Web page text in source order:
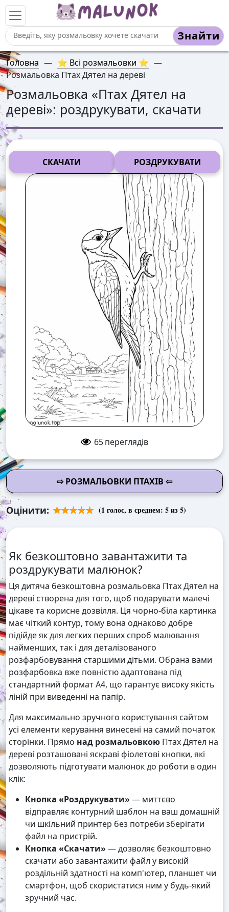
Знайти
Головна — ⭐ Всі розмальовки ⭐ —
Розмальовка Птах Дятел на дереві
Розмальовка «Птах Дятел на
дереві»: роздрукувати, скачати
СКАЧАТИ РОЗДРУКУВАТИ
65переглядів
⇨ РОЗМАЛЬОВКИ ПТАХІВ ⇦
Оцінити: (1 голос, в среднем: 5из 5)
Як безкоштовно завантажити та
роздрукувати малюнок?
Ця дитяча безкоштовна розмальовка Птах Дятел на
дереві створена для того, щоб подарувати малечі
цікаве та корисне дозвілля. Ця чорно-біла картинка
має чіткий контур, тому вона однаково добре
підійде як для легких перших спроб малювання
найменших, так і для деталізованого
розфарбовування старшими дітьми. Обрана вами
розфарбовка вже повністю адаптована під
стандартний формат А4, що гарантує високу якість
ліній при виведенні на папір.
Для максимально зручного користування сайтом
усі елементи керування винесені на самий початок
сторінки. Прямо над розмальовкою Птах Дятел на
дереві розташовані яскраві фіолетові кнопки, які
дозволяють підготувати малюнок до роботи в один
клік:
Кнопка «Роздрукувати» — миттєво
відправляє контурний шаблон на ваш домашній
чи шкільний принтер без потреби зберігати
файл на пристрій.
Кнопка «Скачати» — дозволяє безкоштовно
скачати або завантажити файл у високій
роздільній здатності на комп'ютер, планшет чи
смартфон, щоб скористатися ним у будь-який
зручний час.